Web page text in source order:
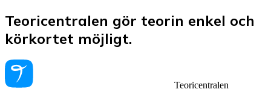
Teoricentralen gör teorin enkel och
körkortet möjligt.
Teoricentralen